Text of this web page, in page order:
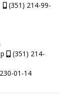
(351) 214-99-
(351) 214-
01-14